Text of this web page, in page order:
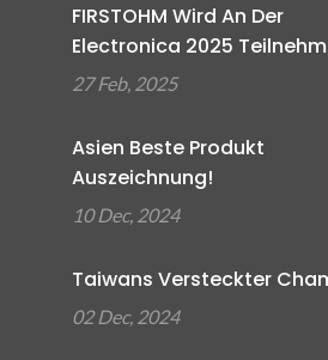
FIRSTOHM Wird An Der
Electronica 2025
27 Feb, 2025
Asien Beste Produkt
Auszeichnung!
10 Dec, 2024
Taiwans Versteckter
02 Dec, 2024